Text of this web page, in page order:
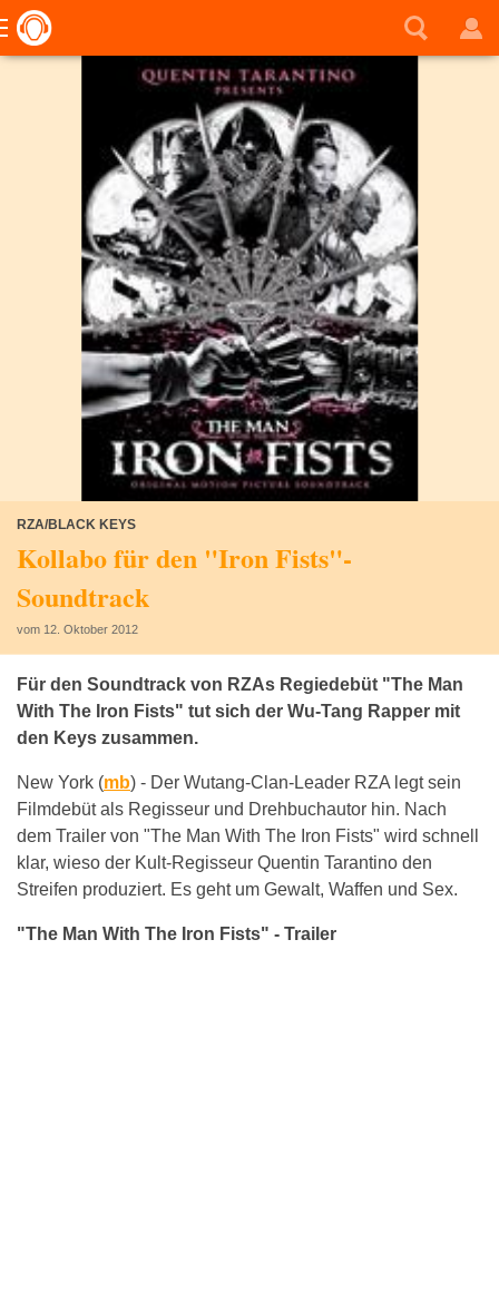
RZA/BLACK KEYS
Kollabo für den "Iron Fists"-
Soundtrack
vom 12. Oktober 2012
Für den Soundtrack von RZAs Regiedebüt "The Man
With The Iron Fists" tut sich der Wu-Tang Rapper mit
den Keys zusammen.
New York (mb) - Der Wutang-Clan-Leader RZA legt sein
Filmdebüt als Regisseur und Drehbuchautor hin. Nach
dem Trailer von "The Man With The Iron Fists" wird schnell
klar, wieso der Kult-Regisseur Quentin Tarantino den
Streifen produziert. Es geht um Gewalt, Waffen und Sex.
"The Man With The Iron Fists" - Trailer